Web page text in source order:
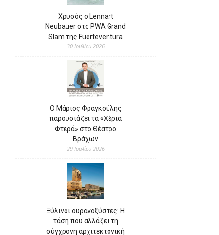
Χρυσός ο Lennart
Neubauer στο PWA Grand
Slam της Fuerteventura
30 Ιουλίου 2026
Ο Μάριος Φραγκούλης
παρουσιάζει τα «Χέρια
Φτερά» στο Θέατρο
Βράχων
29 Ιουλίου 2026
Ξύλινοι ουρανοξύστες: Η
τάση που αλλάζει τη
σύγχρονη αρχιτεκτονική